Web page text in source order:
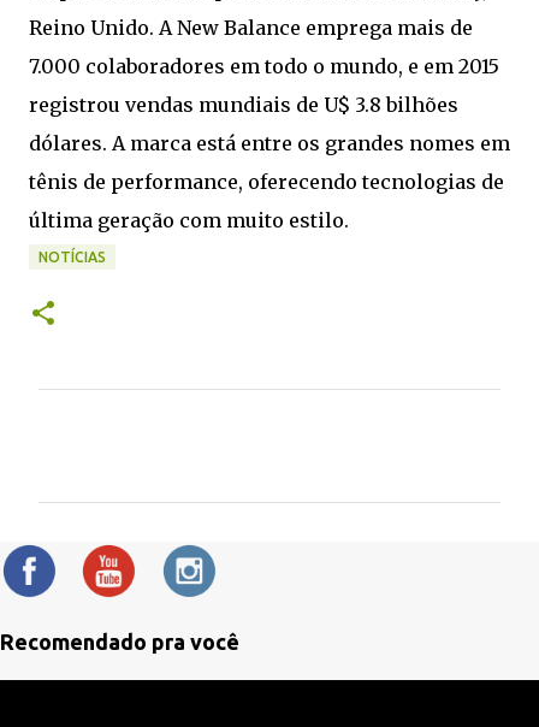
Reino Unido. A New Balance emprega mais de
7.000 colaboradores em todo o mundo, e em 2015
registrou vendas mundiais de U$ 3.8 bilhões
dólares. A marca está entre os grandes nomes em
tênis de performance, oferecendo tecnologias de
última geração com muito estilo.
NOTÍCIAS
n
t
Recomendado pra você